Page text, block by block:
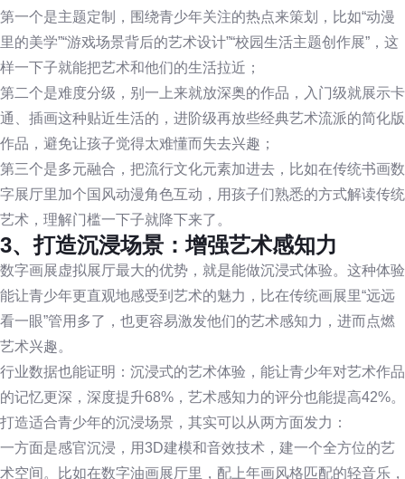
第一个是主题定制，围绕青少年关注的热点来策划，比如“动漫
里的美学”“游戏场景背后的艺术设计”“校园生活主题创作展”，这
样一下子就能把艺术和他们的生活拉近；
第二个是难度分级，别一上来就放深奥的作品，入门级就展示卡
通、插画这种贴近生活的，进阶级再放些经典艺术流派的简化版
作品，避免让孩子觉得太难懂而失去兴趣；
第三个是多元融合，把流行文化元素加进去，比如在传统书画数
字展厅里加个国风动漫角色互动，用孩子们熟悉的方式解读传统
艺术，理解门槛一下子就降下来了。
3、打造沉浸场景：增强艺术感知力
数字画展虚拟展厅最大的优势，就是能做沉浸式体验。这种体验
能让青少年更直观地感受到艺术的魅力，比在传统画展里“远远
看一眼”管用多了，也更容易激发他们的艺术感知力，进而点燃
艺术兴趣。
行业数据也能证明：沉浸式的艺术体验，能让青少年对艺术作品
的记忆更深，深度提升68%，艺术感知力的评分也能提高42%。
打造适合青少年的沉浸场景，其实可以从两方面发力：
一方面是感官沉浸，用3D建模和音效技术，建一个全方位的艺
术空间。比如在数字油画展厅里，配上年画风格匹配的轻音乐，